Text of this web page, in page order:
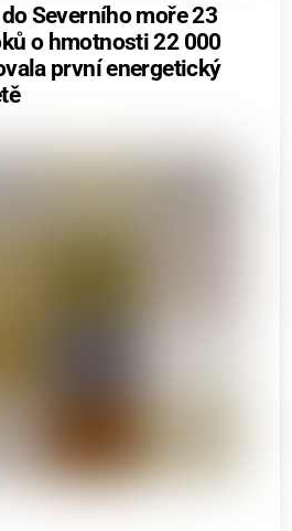
Severního moře 23
o hmotnosti 22 000
první energetický